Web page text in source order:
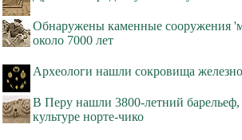
Обнаружены каменные сооружения
около 7000 лет
Археологи нашли сокровища
В Перу нашли 3800-летний
культуре норте-чико